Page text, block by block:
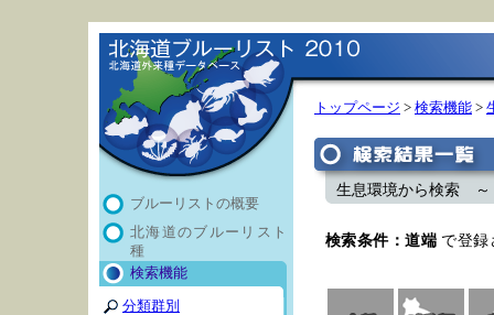
ブルーリストの概要
北海道のブルーリスト
種
検索機能
分類群別
トップページ > 検索機能 >
生息環境から検索 ～
検索条件：道端 で登